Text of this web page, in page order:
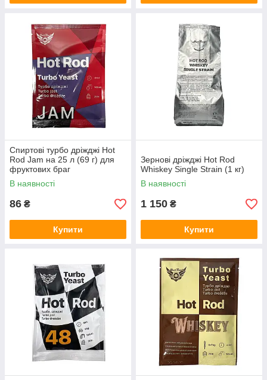
Спиртові турбо дріжджі Hot
Rod Jam на 25 л (69 г) для
фруктових браг
В наявності
86 ₴
Купити
Зернові дріжджі Hot Rod
Whiskey Single Strain (1 кг)
В наявності
1 150 ₴
Купити